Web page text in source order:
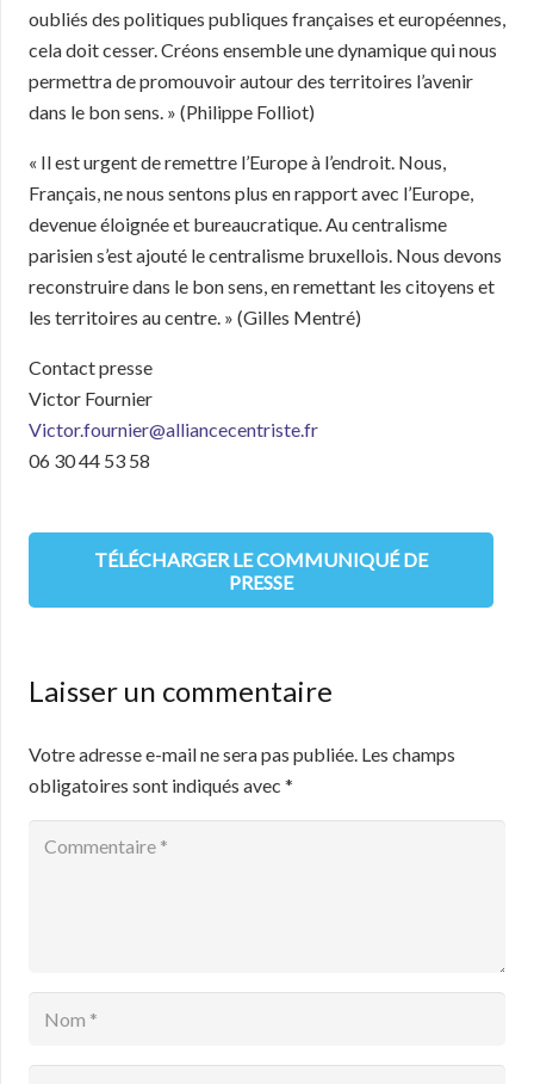
oubliés des politiques publiques françaises et européennes,
cela doit cesser. Créons ensemble une dynamique qui nous
permettra de promouvoir autour des territoires l’avenir
dans le bon sens. » (Philippe Folliot)
« Il est urgent de remettre l’Europe à l’endroit. Nous,
Français, ne nous sentons plus en rapport avec l’Europe,
devenue éloignée et bureaucratique. Au centralisme
parisien s’est ajouté le centralisme bruxellois. Nous devons
reconstruire dans le bon sens, en remettant les citoyens et
les territoires au centre. » (Gilles Mentré)
Contact presse
Victor Fournier
Victor.fournier@alliancecentriste.fr
06 30 44 53 58
TÉLÉCHARGER LE COMMUNIQUÉ DE
PRESSE
Laisser un commentaire
Votre adresse e-mail ne sera pas publiée. Les champs
obligatoires sont indiqués avec *